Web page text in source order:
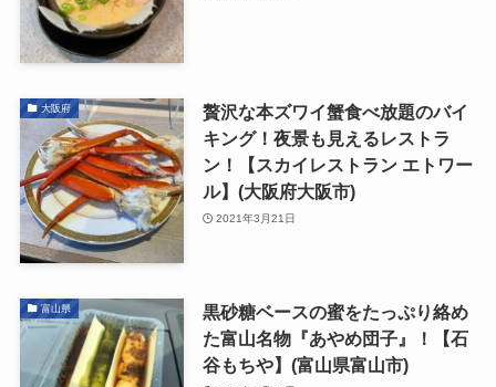
大阪府
贅沢な本ズワイ蟹食べ放題のバイ
キング！夜景も見えるレストラ
ン！【スカイレストラン エトワー
ル】(大阪府大阪市)
2021年3月21日
富山県
黒砂糖ベースの蜜をたっぷり絡め
た富山名物『あやめ団子』！【石
谷もちや】(富山県富山市)